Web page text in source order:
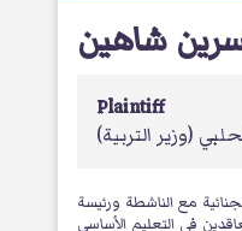
شاهين
Plaintiff
(وزير التربية)
مع الناشطة ورئيسة
في التعليم الأساسي